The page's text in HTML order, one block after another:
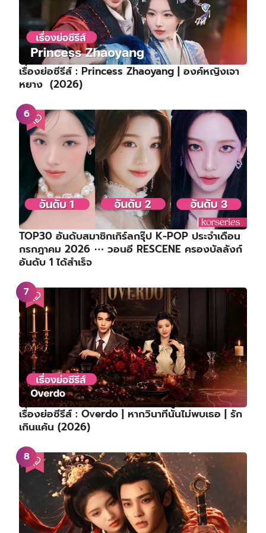
เรื่องย่อซีรีส์ : Princess Zhaoyang | องค์หญิงเจา
หยาง (2026)
TOP30 อันดับสมาชิกเกิร์ลกรุ๊ป K-POP ประจำเดือน
กรกฎาคม 2026 ⋯ วอนอี RESCENE ครองบัลลังก์
อันดับ 1 ได้สำเร็จ
เรื่องย่อซีรีส์ : Overdo | หากวินาทีนั้นไม่พบเธอ | รัก
เกินแค้น (2026)